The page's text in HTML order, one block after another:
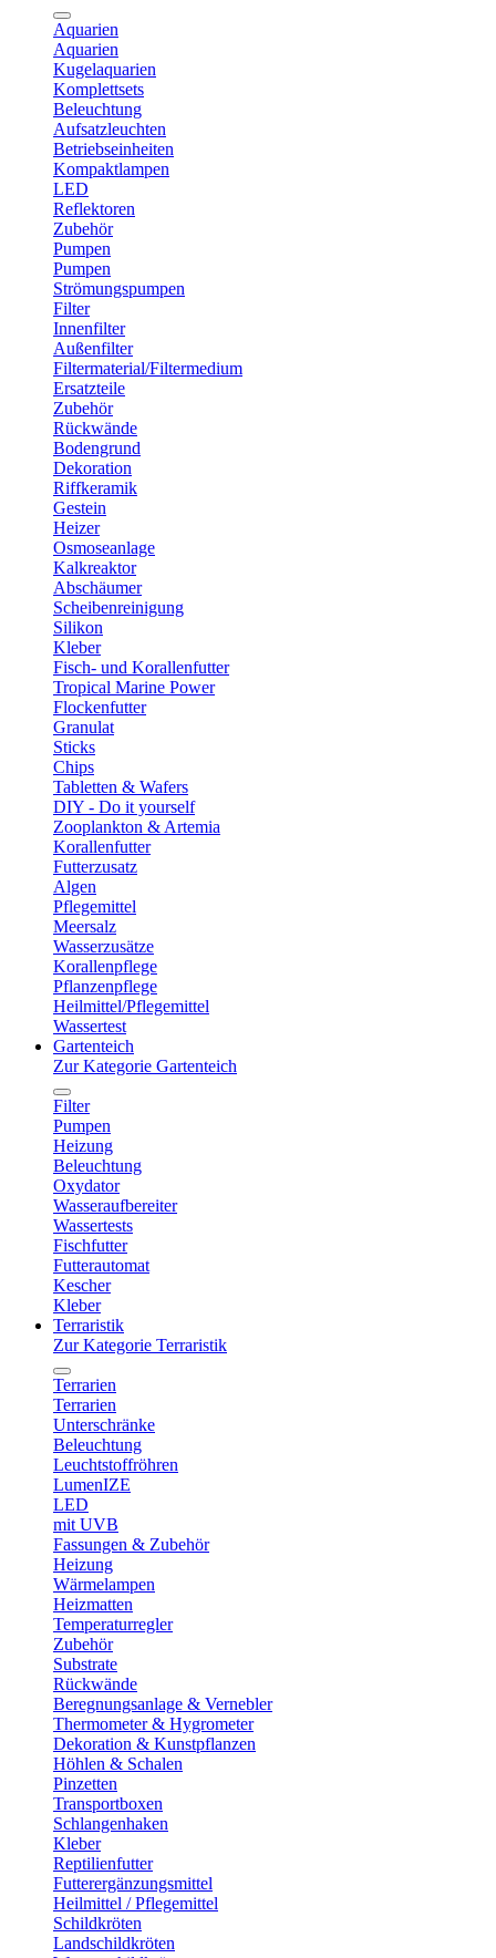
Aquarien
Aquarien
Kugelaquarien
Komplettsets
Beleuchtung
Aufsatzleuchten
Betriebseinheiten
Kompaktlampen
LED
Reflektoren
Zubehör
Pumpen
Pumpen
Strömungspumpen
Filter
Innenfilter
Außenfilter
Filtermaterial/Filtermedium
Ersatzteile
Zubehör
Rückwände
Bodengrund
Dekoration
Riffkeramik
Gestein
Heizer
Osmoseanlage
Kalkreaktor
Abschäumer
Scheibenreinigung
Silikon
Kleber
Fisch- und Korallenfutter
Tropical Marine Power
Flockenfutter
Granulat
Sticks
Chips
Tabletten & Wafers
DIY - Do it yourself
Zooplankton & Artemia
Korallenfutter
Futterzusatz
Algen
Pflegemittel
Meersalz
Wasserzusätze
Korallenpflege
Pflanzenpflege
Heilmittel/Pflegemittel
Wassertest
Gartenteich
Zur Kategorie Gartenteich
Filter
Pumpen
Heizung
Beleuchtung
Oxydator
Wasseraufbereiter
Wassertests
Fischfutter
Futterautomat
Kescher
Kleber
Terraristik
Zur Kategorie Terraristik
Terrarien
Terrarien
Unterschränke
Beleuchtung
Leuchtstoffröhren
LumenIZE
LED
mit UVB
Fassungen & Zubehör
Heizung
Wärmelampen
Heizmatten
Temperaturregler
Zubehör
Substrate
Rückwände
Beregnungsanlage & Vernebler
Thermometer & Hygrometer
Dekoration & Kunstpflanzen
Höhlen & Schalen
Pinzetten
Transportboxen
Schlangenhaken
Kleber
Reptilienfutter
Futterergänzungsmittel
Heilmittel / Pflegemittel
Schildkröten
Landschildkröten